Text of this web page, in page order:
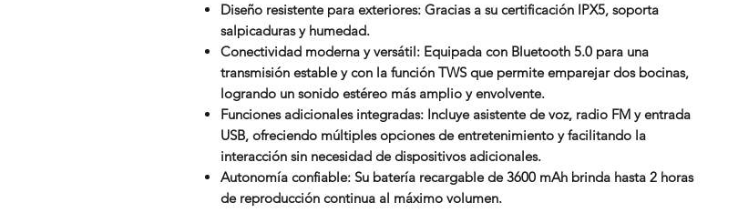
Diseño resistente para exteriores: Gracias a su certificación IPX5, soporta
salpicaduras y humedad.
Conectividad moderna y versátil: Equipada con Bluetooth 5.0 para una
transmisión estable y con la función TWS que permite emparejar dos bocinas,
logrando un sonido estéreo más amplio y envolvente.
Funciones adicionales integradas: Incluye asistente de voz, radio FM y entrada
USB, ofreciendo múltiples opciones de entretenimiento y facilitando la
interacción sin necesidad de dispositivos adicionales.
Autonomía confiable: Su batería recargable de 3600 mAh brinda hasta 2 horas
de reproducción continua al máximo volumen.